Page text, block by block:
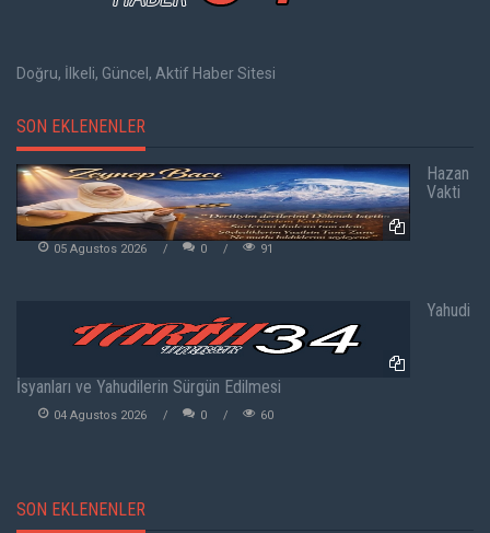
Doğru, İlkeli, Güncel, Aktif Haber Sitesi
SON EKLENENLER
Hazan
Vakti
05 Agustos 2026 0 91
Yahudi
İsyanları ve Yahudilerin Sürgün Edilmesi
04 Agustos 2026 0 60
SON EKLENENLER